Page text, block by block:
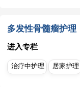
多发性骨髓瘤护理
进入专栏
治疗中护理 居家护理